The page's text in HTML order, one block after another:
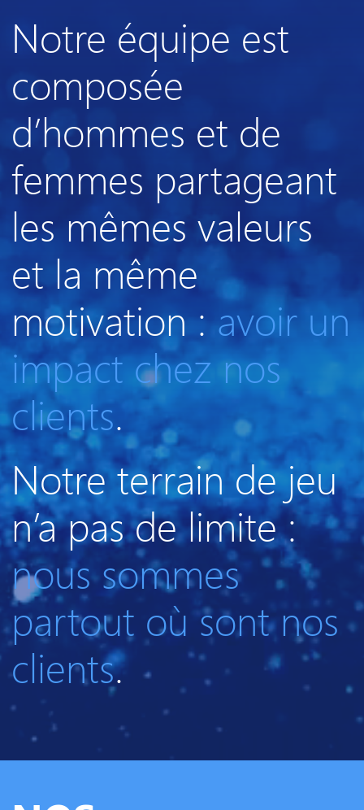
Notre équipe est
composée
d’hommes et de
femmes partageant
les mêmes valeurs
et la même
motivation :avoir un
impact chez nos
clients.
Notre terrain de jeu
n’a pas de limite :
nous sommes
partout où sont nos
clients.